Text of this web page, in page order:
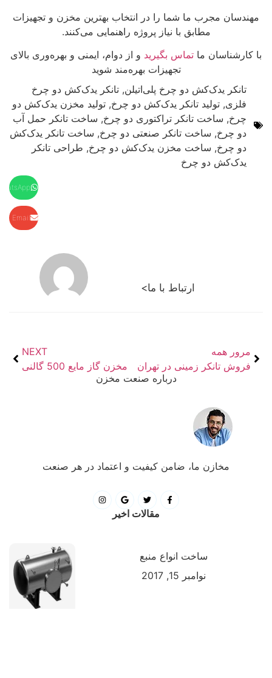
مهندسان مجرب ما شما را در انتخاب بهترین مخزن و تجهیزات
مطابق با نیاز پروژه راهنمایی می‌کنند.
با کارشناسان ما تماس بگیرید و از دوام، ایمنی و بهره‌وری بالای
تجهیزات بهره‌مند شوید
تانکر یدک‌کش دو چرخ پلی‌اتیلن, تانکر یدک‌کش دو چرخ
فلزی, تولید تانکر یدک‌کش دو چرخ, تولید مخزن یدک‌کش دو
چرخ, ساخت تانکر تراکتوری دو چرخ, ساخت تانکر حمل آب
دو چرخ, ساخت تانکر صنعتی دو چرخ, ساخت تانکر یدک‌کش
دو چرخ, ساخت مخزن یدک‌کش دو چرخ, طراحی تانکر
یدک‌کش دو چرخ
Email
ارتباط با ما>
مرور همه
فروش تانکر زمینی در تهران
NEXT
مخزن گاز مایع 500 گالنی
درباره صنعت مخزن
مخازن ما، ضامن کیفیت و اعتماد در هر صنعت
مقالات اخیر
ساخت انواع منبع
نوامبر 15, 2017